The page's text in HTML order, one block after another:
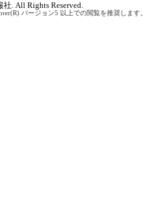
. All Rights Reserved.
バージョン5 以上での閲覧を推奨します。